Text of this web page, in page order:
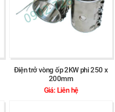
Điện trở vòng ốp 2KW phi 250 x
200mm
Giá: Liên hệ